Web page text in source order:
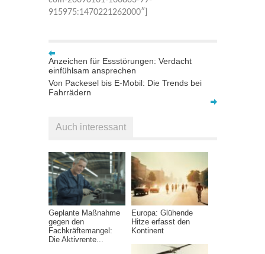
915975:1470221262000″]
Anzeichen für Essstörungen: Verdacht
einfühlsam ansprechen
Von Packesel bis E-Mobil: Die Trends bei
Fahrrädern
Auch interessant
Geplante Maßnahme
gegen den
Fachkräftemangel:
Die Aktivrente...
Europa: Glühende
Hitze erfasst den
Kontinent